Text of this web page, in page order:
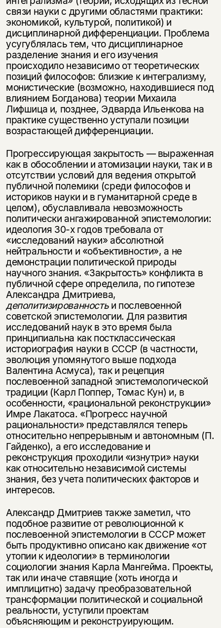
связи науки с другими областями практики:
экономикой, культурой, политикой) и
дисциплинарной дифференциации. Проблема
усугублялась тем, что дисциплинарное
разделение знания и его изучения
происходило независимо от теоретических
позиций философов: близкие к интегрализму,
монистические (возможно, находившиеся под
влиянием Богданова) теории Михаила
Лифшица и, позднее, Эдварда Ильенкова на
практике существенно уступали позиции
возрастающей дифференциации.
Прогрессирующая закрытость — выраженная
как в обособлении и атомизации науки, так и в
отсутствии условий для ведения открытой
публичной полемики (среди философов и
историков науки и в гуманитарной среде в
целом), обуславливала невозможность
политически ангажированной эпистемологии:
идеология 30-х годов требовала от
«исследований науки» абсолютной
нейтральности и «объективности», а не
демонстрации политической природы
научного знания. «Закрытость» конфликта в
публичной сфере определила, по гипотезе
Александра Дмитриева,
деполитизированностьи послевоенной
советской эпистемологии. Для развития
исследований наук в это время была
принципиальна как постклассическая
историография науки в СССР (в частности,
эволюция упомянутого выше подхода
Валентина Асмуса), так и рецепция
послевоенной западной эпистемологической
традиции (Карл Поппер, Томас Кун) и, в
особенности, «рациональной реконструкции»
Имре Лакатоса. «Прогресс научной
рациональности» представлялся теперь
относительно непрерывным и автономным (П.
Гайденко), а его исследование и
реконструкция проходили «изнутри» науки
как относительно независимой системы
знания, без учета политических факторов и
интересов.
Александр Дмитриев также заметил, что
подобное развитие от революционной к
послевоенной эпистемологии в СССР может
быть продуктивно описано как движение «от
утопии к идеологии» в терминологии
социологии знания Карла Мангейма. Проекты,
так или иначе ставящие (хоть иногда и
имплицитно) задачу преобразовательной
трансформации политической и социальной
реальности, уступили проектам
объясняющим и реконструирующим.